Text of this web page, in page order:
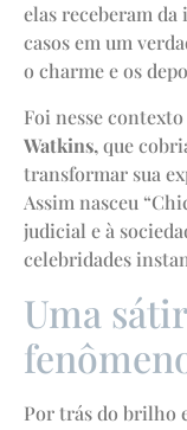
elas receberam
casos em um
o charme e os
Foi nesse
Watkins,que
transformar sua
Assim nasceu
judicial e à
celebridades
Uma
Por trás do brilho